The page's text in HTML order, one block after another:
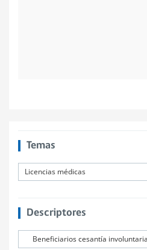
Temas
Licencias médicas
Descriptores
Beneficiarios cesantía